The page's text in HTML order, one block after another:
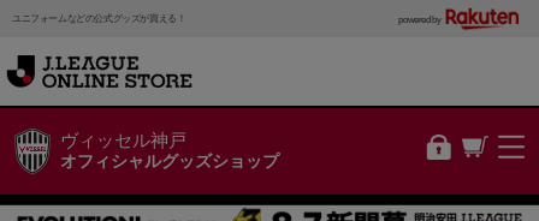
ユニフォームなどの公式グッズが買える！ powered by
ヴィッセル神戸
オフィシャルグッズショップ